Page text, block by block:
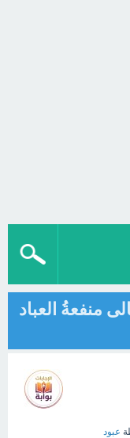
منفعةُ العباد
عبود